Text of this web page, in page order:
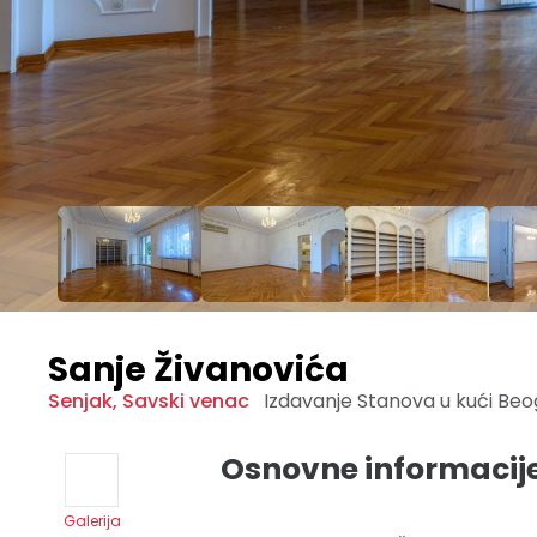
Sanje Živanovića
Senjak, Savski venac Izdavanje Stanova u kući
Galerija
Osnovne